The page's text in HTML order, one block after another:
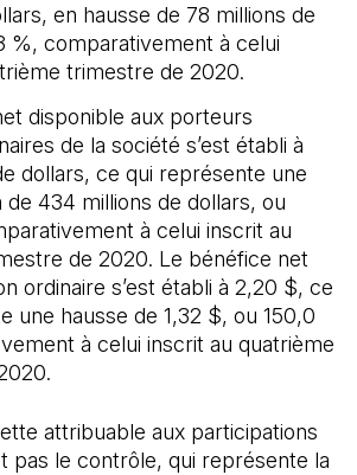
en hausse de 78 millions de
%, comparativement à celui
trimestre de 2020.
disponible aux porteurs
de la société s’est établi à
dollars, ce qui représente une
de 434 millions de dollars, ou
à celui inscrit au
de 2020. Le bénéfice net
ordinaire s’est établi à 2,20 $, ce
une hausse de 1,32 $, ou 150,0
à celui inscrit au quatrième
attribuable aux participations
pas le contrôle, qui représente la